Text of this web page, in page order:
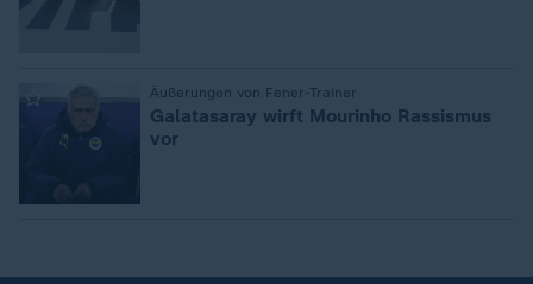
Äußerungen von Fener-Trainer
:
Galatasaray wirft Mourinho Rassismus
vor